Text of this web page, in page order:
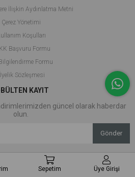
İlişkin Aydınlatma Metni
Çerez Yönetimi
Koşulları
Başvuru Formu
Formu
Sözleşmesi
BÜLTEN KAYIT
güncel olarak haberdar
olun.
Gönder
Sepetim Üye Girişi